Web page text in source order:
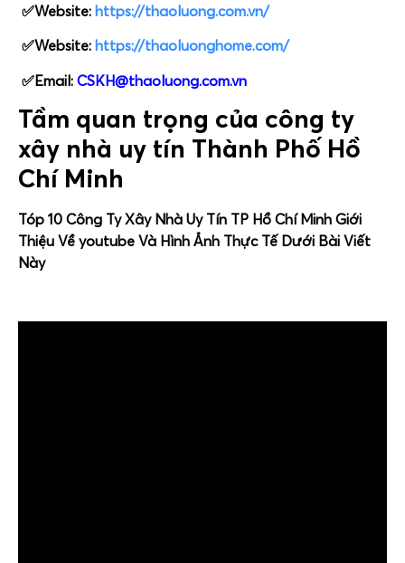
✅Website: https://thaoluong.com.vn/
✅Website: https://thaoluonghome.com/
✅Email: CSKH@thaoluong.com.vn
Tầm quan trọng của công ty
xây nhà uy tín Thành Phố Hồ
Chí Minh
Tóp 10 Công Ty Xây Nhà Uy Tín TP Hồ Chí Minh Giới
Thiệu Về youtube Và Hình Ảnh Thực Tế Dưới Bài Viết
Này